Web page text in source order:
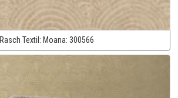
Rasch Textil: Moana: 300566